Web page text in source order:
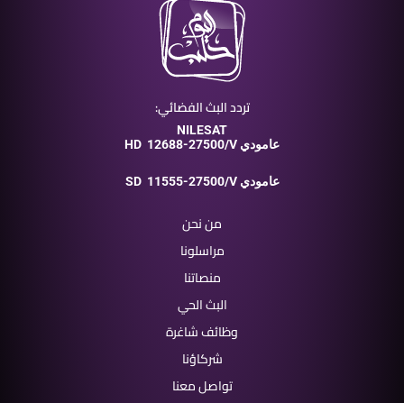
تردد البث الفضائي:
NILESAT
HD
12688-27500/V عامودي
SD 11555-27500/V عامودي
من نحن
مراسلونا
منصاتنا
البث الحي
وظائف شاغرة
شركاؤنا
تواصل معنا